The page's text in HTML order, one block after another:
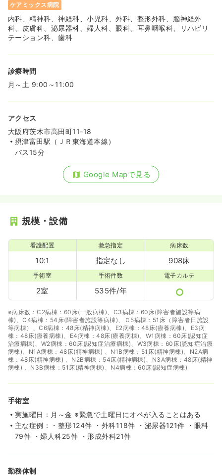
月給22万円以上可
気になる 詳細を見る
訪問看護 一般＋療養
日勤のみ（常勤）
土日祝休み
気になる
日勤のみ（パート）
土日祝休み
ブランク可
気になる 詳細を見る
ケアミックス病院
内科、精神科、神経科、小児科、外科、整形外科、脳神経外
科、皮膚科、泌尿器科、婦人科、眼科、耳鼻咽喉科、リハビリ
テーション科、歯科
診療時間
月～土 9:00～11:00
アクセス
大阪府茨木市高田町11-18
摂津富田駅（ＪＲ東海道本線）
バス15分
Google Mapで見る
規模・設備
看護配置
10:1
救急指定
指定なし
病床数
908床
手術室
2室
手術件数
535件/年
電子カルテ
※病床数：C2病棟：60床(一般病棟)、C3病棟：60床(障害者施設等病
棟)、C4病棟：54床(障害者施設等病棟)、Ｃ5病棟：51床（障害者日施設
等病棟）、C6病棟：48床(精神病棟)、E2病棟：48床(療養病棟)、E3病
棟：48床(療養病棟)、E4病棟：48床(療養病棟)、W1病棟：60床(認知症
治療病棟)、W2病棟：60床(認知症治療病棟)、W3病棟：60床(認知症治療
病棟)、N1A病棟：48床(精神病棟) 、N1B病棟：51床(精神病棟)、N2A病
棟：48床(精神病棟) 、N2B病棟：54床(精神病棟)、N3A病棟：48床(精神
病棟) 、N3B病棟：51床(精神病棟)、N4病棟：60床(認知症病棟)
手術室
実施曜日：月～金 ※緊急で土曜日にオペが入ることはある
主な症例：・整形124件 ・外科118件 ・泌尿器121件 ・眼科
79件 ・婦人科25件 ・形成外科21件
勤務体制